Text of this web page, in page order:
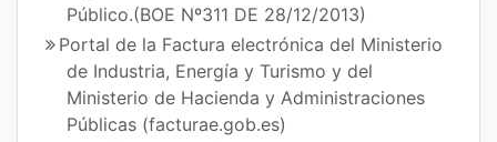
Público.(BOE Nº311 DE 28/12/2013)
Portal de la Factura electrónica del Ministerio
de Industria, Energía y Turismo y del
Ministerio de Hacienda y Administraciones
Públicas (facturae.gob.es)